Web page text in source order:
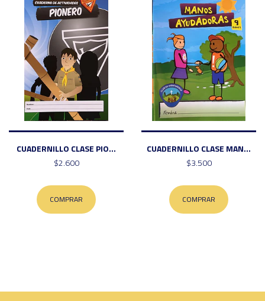
CUADERNILLO CLASE PIO...
$2.600
COMPRAR
CUADERNILLO CLASE MAN...
$3.500
COMPRAR